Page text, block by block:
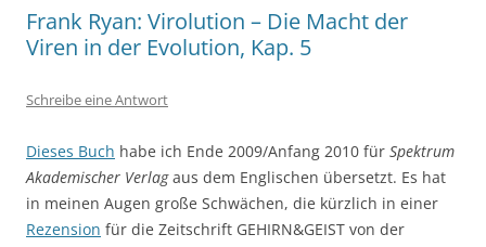
Frank Ryan: Virolution – Die Macht der
Viren in der Evolution, Kap. 5
Schreibe eine Antwort
Dieses Buch habe ich Ende 2009/Anfang 2010 für Spektrum
Akademischer Verlagaus dem Englischen übersetzt. Es hat
in meinen Augen große Schwächen, die kürzlich in einer
Rezension für die Zeitschrift GEHIRN&GEIST von der